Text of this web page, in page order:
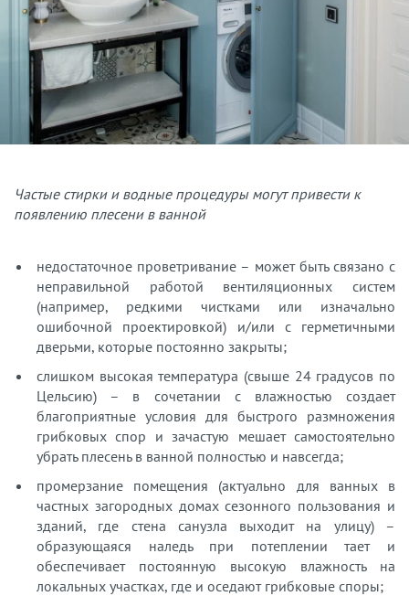
Частые стирки и водные процедуры могут привести к
появлению плесени в ванной
недостаточное проветривание – может быть связано с
неправильной работой вентиляционных систем
(например, редкими чистками или изначально
ошибочной проектировкой) и/или с герметичными
дверьми, которые постоянно закрыты;
слишком высокая температура (свыше 24 градусов по
Цельсию) – в сочетании с влажностью создает
благоприятные условия для быстрого размножения
грибковых спор и зачастую мешает самостоятельно
убрать плесень в ванной полностью и навсегда;
промерзание помещения (актуально для ванных в
частных загородных домах сезонного пользования и
зданий, где стена санузла выходит на улицу) –
образующаяся наледь при потеплении тает и
обеспечивает постоянную высокую влажность на
локальных участках, где и оседают грибковые споры;